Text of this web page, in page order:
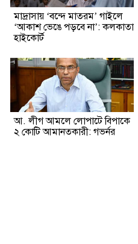
মাদ্রাসায় ‘বন্দে মাতরম’ গাইলে
‘আকাশ ভেঙে পড়বে না’: কলকাতা
হাইকোর্ট
আ. লীগ আমলে লোপাটে বিপাকে
২ কোটি আমানতকারী: গভর্নর